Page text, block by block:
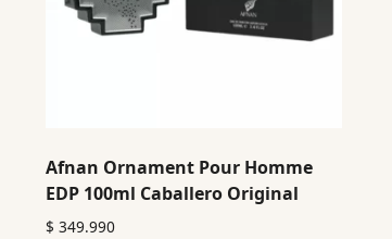
Afnan Ornament Pour Homme
EDP 100ml Caballero Original
$ 349.990